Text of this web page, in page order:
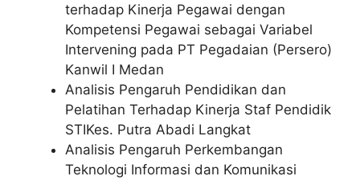
terhadap Kinerja Pegawai dengan
Kompetensi Pegawai sebagai Variabel
Intervening pada PT Pegadaian (Persero)
Kanwil I Medan
Analisis Pengaruh Pendidikan dan
Pelatihan Terhadap Kinerja Staf Pendidik
STIKes. Putra Abadi Langkat
Analisis Pengaruh Perkembangan
Teknologi Informasi dan Komunikasi